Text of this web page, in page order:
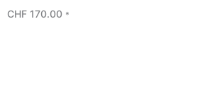
CHF 170.00 *